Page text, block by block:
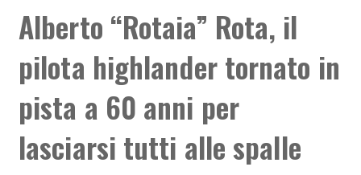
Alberto “Rotaia” Rota, il
pilota highlander tornato in
pista a 60 anni per
lasciarsi tutti alle spalle